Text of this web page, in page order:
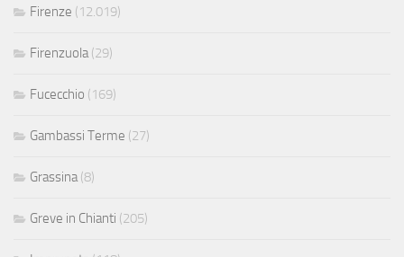
Firenze (12.019)
Firenzuola(29)
Fucecchio (169)
Gambassi Terme (27)
Grassina(8)
Greve in Chianti (205)